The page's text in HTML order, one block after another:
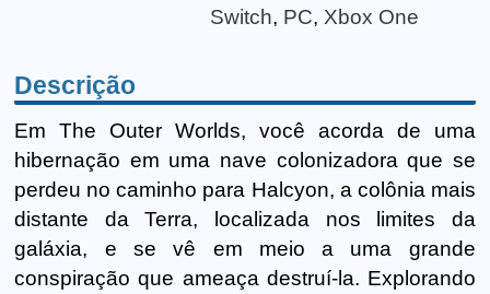
Switch, PC, Xbox One
Descrição
Em The Outer Worlds, você acorda de uma
hibernação em uma nave colonizadora que se
perdeu no caminho para Halcyon, a colônia mais
distante da Terra, localizada nos limites da
galáxia, e se vê em meio a uma grande
conspiração que ameaça destruí-la. Explorando